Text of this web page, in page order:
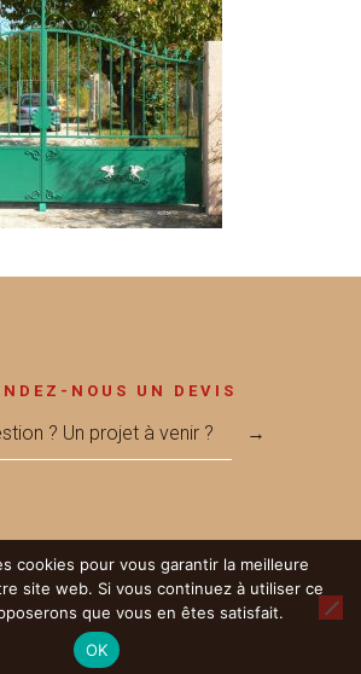
NOUS UN DEVIS
? Un projet à venir ? →
- Réalisé par LICOM Développement
Légales|RGPD|Partenaires
cookies pour vous garantir la meilleure
site web. Si vous continuez à utiliser ce
que vous en êtes satisfait.
OK